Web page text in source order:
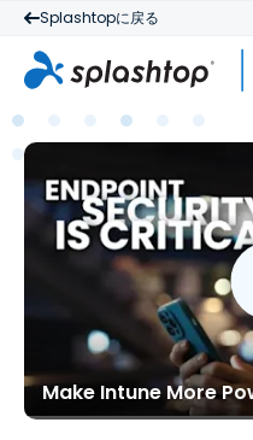
Splashtopに戻る
Make Intune More